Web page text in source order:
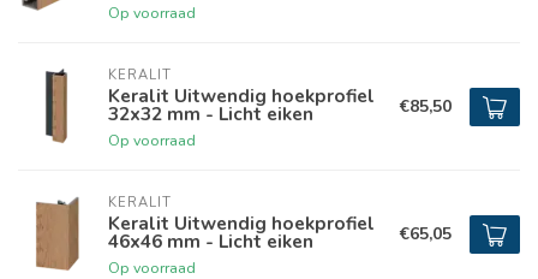
Op voorraad
KERALIT
Keralit Uitwendig hoekprofiel
32x32 mm - Licht eiken
Op voorraad
€85,50
KERALIT
Keralit Uitwendig hoekprofiel
46x46 mm - Licht eiken
Op voorraad
€65,05